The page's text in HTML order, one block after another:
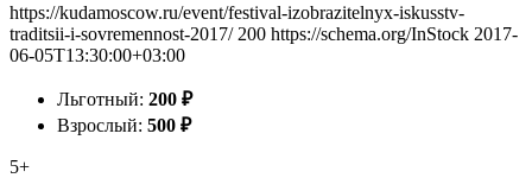
https://kudamoscow.ru/event/festival-izobrazitelnyx-iskusstv-
traditsii-i-sovremennost-2017/ 200 https://schema.org/InStock 2017-
06-05T13:30:00+03:00
Льготный: 200 ₽
Взрослый: 500 ₽
5+